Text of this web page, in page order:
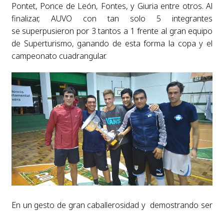
Pontet, Ponce de León, Fontes, y Giuria entre otros. Al
finalizar, AUVO con tan solo 5 integrantes
se superpusieron por 3 tantos a 1 frente al gran equipo
de Superturismo, ganando de esta forma la copa y el
campeonato cuadrangular.
En un gesto de gran caballerosidad y demostrando ser